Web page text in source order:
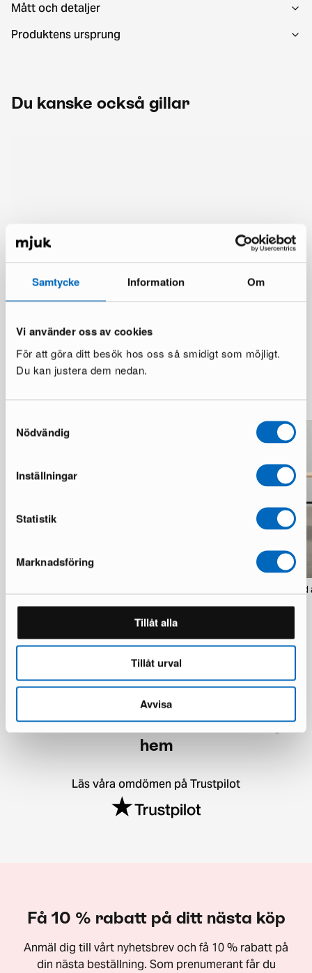
Samtycke Information Om
Vi använder oss av cookies
För att göra ditt besök hos oss så smidigt som möjligt.
Du kan justera dem nedan.
Nödvändig
Inställningar
Statistik
Marknadsföring
Tillåt alla
Tillåt urval
Avvisa
Mått och detaljer
Produktens ursprung
Du kanske också gillar
Department Loft matbord
Över 50 000 möbler har hittat nya
hem
Läs våra omdömen på Trustpilot
Få 10 % rabatt på ditt nästa köp
Anmäl dig till vårt nyhetsbrev och få 10 % rabatt på
din nästa beställning. Som prenumerant får du